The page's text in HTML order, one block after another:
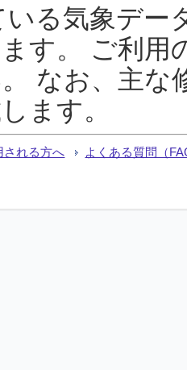
る気象デー
す。 ご利用
なお、主な
ます。
される方へ よくある質問（